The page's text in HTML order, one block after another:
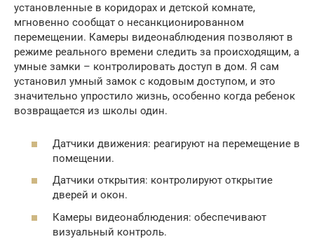
установленные в коридорах и детской комнате,
мгновенно сообщат о несанкционированном
перемещении. Камеры видеонаблюдения позволяют в
режиме реального времени следить за происходящим, а
умные замки – контролировать доступ в дом. Я сам
установил умный замок с кодовым доступом, и это
значительно упростило жизнь, особенно когда ребенок
возвращается из школы один.
Датчики движения: реагируют на перемещение в
помещении.
Датчики открытия: контролируют открытие
дверей и окон.
Камеры видеонаблюдения: обеспечивают
визуальный контроль.